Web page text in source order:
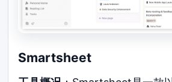
Smartsheet